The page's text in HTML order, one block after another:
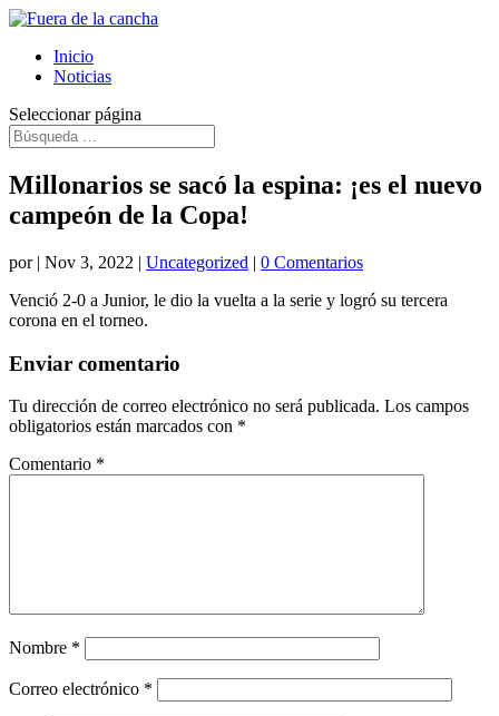
Inicio
Noticias
Seleccionar página
Millonarios se sacó la espina: ¡es el nuevo
campeón de la Copa!
por | Nov 3, 2022 | Uncategorized | 0 Comentarios
Venció 2-0 a Junior, le dio la vuelta a la serie y logró su tercera
corona en el torneo.
Enviar comentario
Tu dirección de correo electrónico no será publicada. Los campos
obligatorios están marcados con *
Comentario *
Nombre *
Correo electrónico *